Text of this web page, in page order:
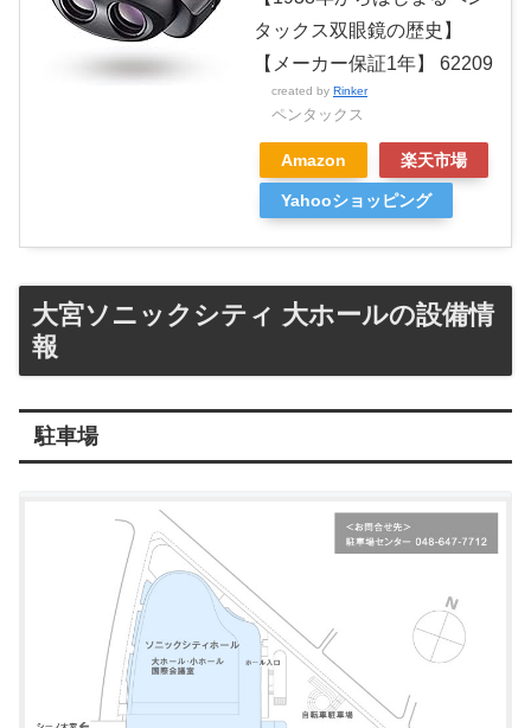
タックス双眼鏡の歴史】
【メーカー保証1年】 62209
created by Rinker
ペンタックス
Amazon 楽天市場
Yahooショッピング
大宮ソニックシティ 大ホールの設備情
報
駐車場